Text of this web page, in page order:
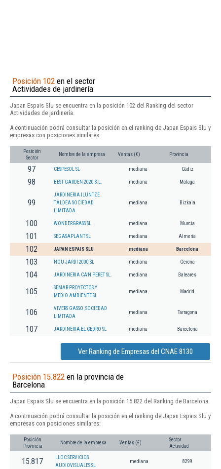
Posición 102 en el sector
Actividades de jardinería
Japan Espais Slu se encuentra en la posición 102 del Ranking del sector
Actividades de jardinería.
A continuación podrá consultar la posición en el ranking de Japan Espais Slu y
empresas con posiciones similares:
Posición
Sector
Nombre de la empresa Ventas (€) Provincia
97 CESPESOL SL mediana Cádiz
98 BEST GARDEN 2020 S.L. mediana Málaga
99
JARDINERIA ILUNTZE
TALDEA SOCIEDAD
LIMITADA.
mediana Bizkaia
100 WONDERGRASS SL mediana Murcia
101 SEGASAPLANT SL mediana Almería
102 JAPAN ESPAIS SLU mediana Barcelona
103 NOU JARDI 2000 SL mediana Gerona
104 JARDINERIA CA'N PERET SL. mediana Baleares
105
SEMAR PROYECTOS Y
MEDIO AMBIENTE SL
mediana Madrid
106
VIVERS GASSO, SOCIEDAD
LIMITADA
mediana Tarragona
107 JARDINERIA EL CEDRO SL mediana Barcelona
Ver Ranking de Empresas del CNAE 8130
Posición 15.822 en la provincia de
Barcelona
Japan Espais Slu se encuentra en la posición 15.822 del Ranking de Barcelona.
A continuación podrá consultar la posición en el ranking de Japan Espais Slu y
empresas con posiciones similares:
Posición
Provincia
Nombre de la empresa Ventas (€)
Sector
Actividad
15.817
LLOC SERVICIOS
AUDIOVISUALES SL
mediana 8299